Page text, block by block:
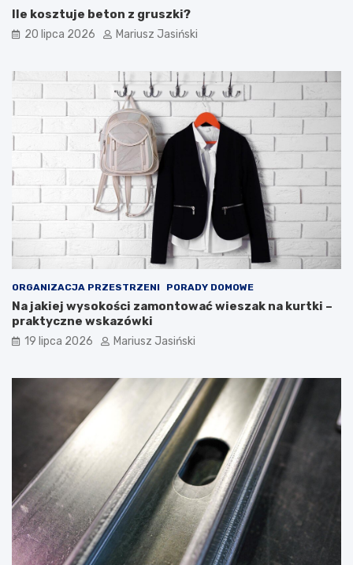
Ile kosztuje beton z gruszki?
20 lipca 2026 Mariusz Jasiński
ORGANIZACJA PRZESTRZENI PORADY DOMOWE
Na jakiej wysokości zamontować wieszak na kurtki –
praktyczne wskazówki
19 lipca 2026 Mariusz Jasiński